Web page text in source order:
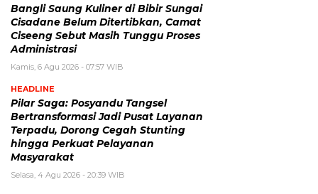
Bangli Saung Kuliner di Bibir Sungai
Cisadane Belum Ditertibkan, Camat
Ciseeng Sebut Masih Tunggu Proses
Administrasi
Kamis, 6 Agu 2026 - 07:57 WIB
HEADLINE
Pilar Saga: Posyandu Tangsel
Bertransformasi Jadi Pusat Layanan
Terpadu, Dorong Cegah Stunting
hingga Perkuat Pelayanan
Masyarakat
Selasa, 4 Agu 2026 - 20:39 WIB